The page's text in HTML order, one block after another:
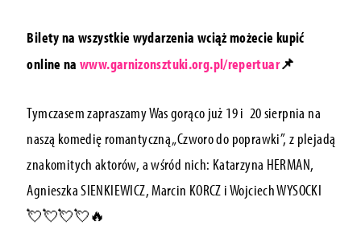
Bilety na wszystkie wydarzenia wciąż możecie kupić
online nawww.garnizonsztuki.org.pl/repertuar📌
Tymczasem zapraszamy Was gorąco już 19 i 20 sierpnia na
naszą komedię romantyczną „Czworo do poprawki”, z plejadą
znakomitych aktorów, a wśród nich: Katarzyna HERMAN,
Agnieszka SIENKIEWICZ, Marcin KORCZ i Wojciech WYSOCKI
💘💘💘💘🔥